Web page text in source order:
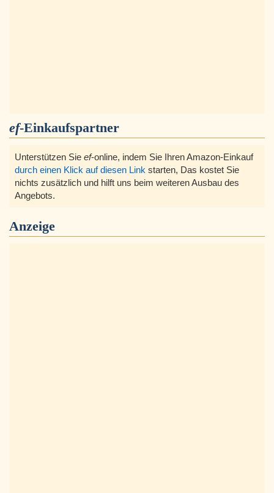
ef-Einkaufspartner
Unterstützen Sie ef-online, indem Sie Ihren Amazon-Einkauf
durch einen Klick auf diesen Link starten, Das kostet Sie
nichts zusätzlich und hilft uns beim weiteren Ausbau des
Angebots.
Anzeige